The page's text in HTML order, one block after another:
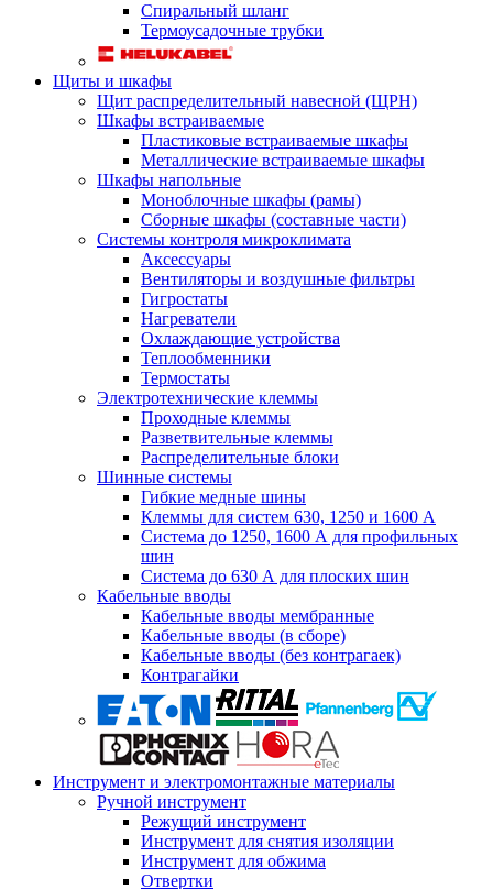
Спиральный шланг
Термоусадочные трубки
Щиты и шкафы
Щит распределительный навесной (ЩРН)
Шкафы встраиваемые
Пластиковые встраиваемые шкафы
Металлические встраиваемые шкафы
Шкафы напольные
Моноблочные шкафы (рамы)
Сборные шкафы (составные части)
Системы контроля микроклимата
Аксессуары
Вентиляторы и воздушные фильтры
Гигростаты
Нагреватели
Охлаждающие устройства
Теплообменники
Термостаты
Электротехнические клеммы
Проходные клеммы
Разветвительные клеммы
Распределительные блоки
Шинные системы
Гибкие медные шины
Клеммы для систем 630, 1250 и 1600 А
Система до 1250, 1600 А для профильных
шин
Система до 630 А для плоских шин
Кабельные вводы
Кабельные вводы мембранные
Кабельные вводы (в сборе)
Кабельные вводы (без контрагаек)
Контрагайки
Инструмент и электромонтажные материалы
Ручной инструмент
Режущий инструмент
Инструмент для снятия изоляции
Инструмент для обжима
Отвертки